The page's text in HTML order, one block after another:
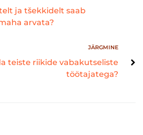
ja tšekkidelt saab
arvata?
JÄRGMINE
teiste riikide vabakutseliste
töötajatega?